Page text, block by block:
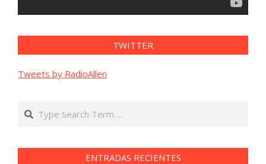
TWITTER
Tweets by RadioAllen
Search
ENTRADAS RECIENTES